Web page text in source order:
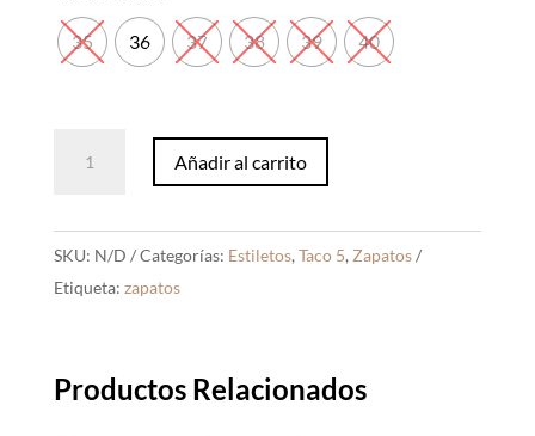
35 36 37 38 39 40
Lauren
Añadir al carrito
SKU: N/D Categorías: Estiletos, Taco 5, Zapatos
Etiqueta: zapatos
Productos Relacionados